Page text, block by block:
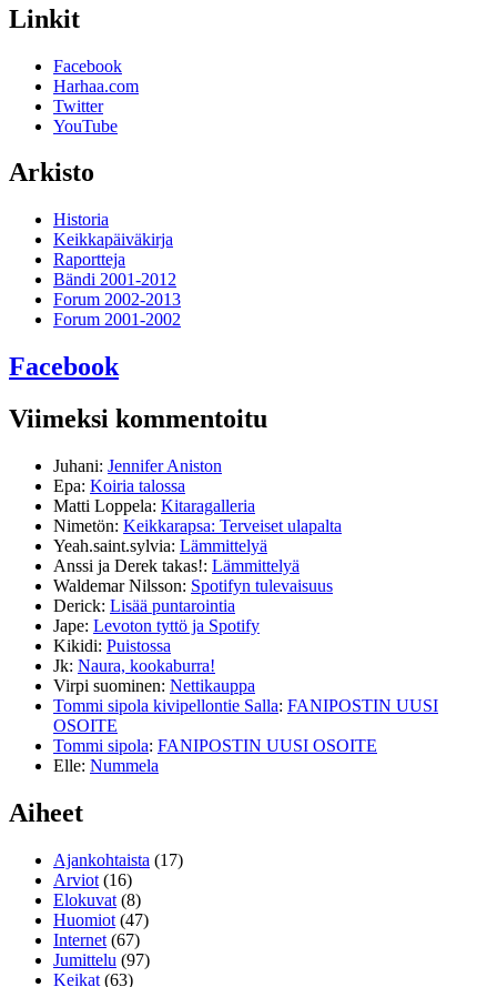
Linkit
Facebook
Harhaa.com
Twitter
YouTube
Arkisto
Historia
Keikkapäiväkirja
Raportteja
Bändi 2001-2012
Forum 2002-2013
Forum 2001-2002
Facebook
Viimeksi kommentoitu
Juhani: Jennifer Aniston
Epa: Koiria talossa
Matti Loppela: Kitaragalleria
Nimetön: Keikkarapsa: Terveiset ulapalta
Yeah.saint.sylvia: Lämmittelyä
Anssi ja Derek takas!: Lämmittelyä
Waldemar Nilsson: Spotifyn tulevaisuus
Derick: Lisää puntarointia
Jape: Levoton tyttö ja Spotify
Kikidi: Puistossa
Jk: Naura, kookaburra!
Virpi suominen: Nettikauppa
Tommi sipola kivipellontie Salla: FANIPOSTIN UUSI
OSOITE
Tommi sipola: FANIPOSTIN UUSI OSOITE
Elle: Nummela
Aiheet
Ajankohtaista (17)
Arviot (16)
Elokuvat (8)
Huomiot (47)
Internet (67)
Jumittelu (97)
Keikat (63)